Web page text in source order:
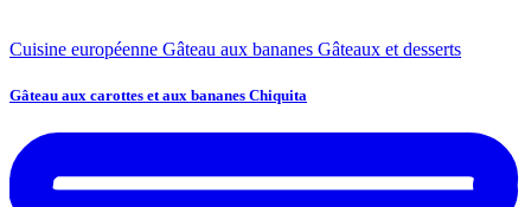
Cuisine européenne Gâteau aux bananes Gâteaux et desserts
Gâteau aux carottes et aux bananes Chiquita